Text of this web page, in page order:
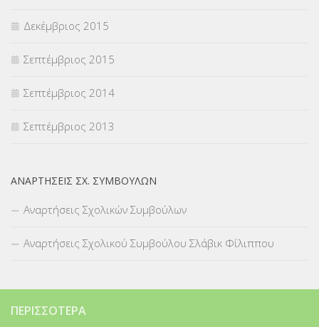
Δεκέμβριος 2015
Σεπτέμβριος 2015
Σεπτέμβριος 2014
Σεπτέμβριος 2013
ΑΝΑΡΤΉΣΕΙΣ ΣΧ. ΣΥΜΒΟΎΛΩΝ
Αναρτήσεις Σχολικών Συμβούλων
Αναρτήσεις Σχολικού Συμβούλου Σλάβικ Φίλιππου
ΠΕΡΙΣΣΌΤΕΡΑ